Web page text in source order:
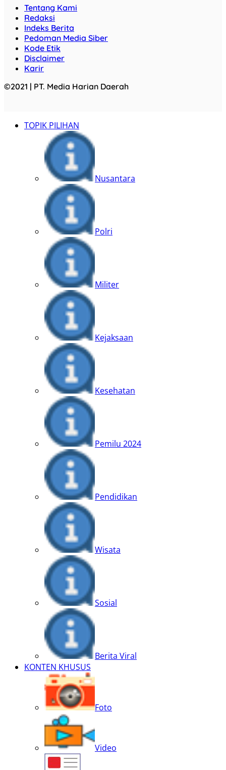
Tentang Kami
Redaksi
Indeks Berita
Pedoman Media Siber
Kode Etik
Disclaimer
Karir
©2021 | PT. Media Harian Daerah
TOPIK PILIHAN
Nusantara
Polri
Militer
Kejaksaan
Kesehatan
Pemilu 2024
Pendidikan
Wisata
Sosial
Berita Viral
KONTEN KHUSUS
Foto
Video